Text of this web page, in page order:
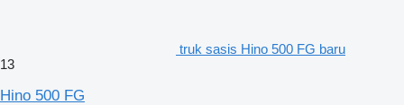
truk sasis Hino 500 FG baru
13
Hino 500 FG